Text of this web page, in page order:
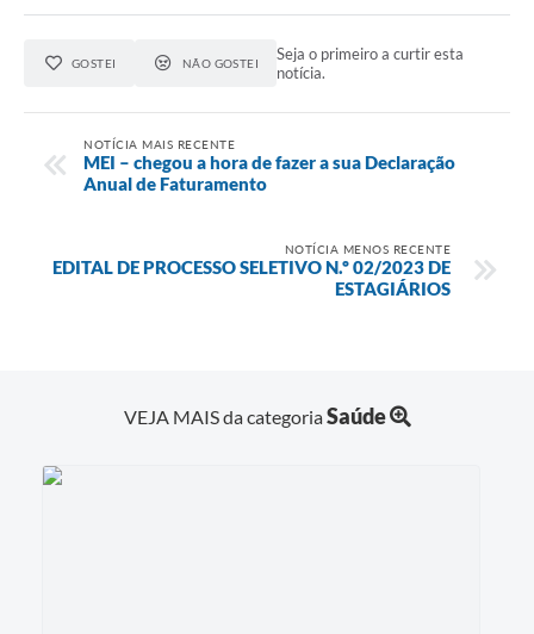
GOSTEI NÃO GOSTEI
Seja o primeiro a curtir esta
notícia.
NOTÍCIA MAIS RECENTE
MEI – chegou a hora de fazer a sua Declaração
Anual de Faturamento
NOTÍCIA MENOS RECENTE
EDITAL DE PROCESSO SELETIVO N.º 02/2023 DE
ESTAGIÁRIOS
VEJA MAIS da categoriaSaúde